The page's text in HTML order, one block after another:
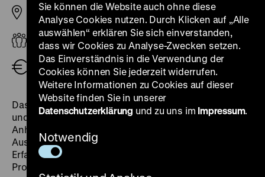
Pei-Bau
Erwachsene
Eintritt frei
Das DHM lädt ein Fachpublikum ein, über die Chancen
und Herausforderungen von Outreach nachzudenken.
Anhand von Impulsvorträgen und einem
Ausstellungsrundgang werden Strategien und
Erfahrungen aus eigenen und anderen Outreach-
Projekten im In- und Ausland diskutiert.
Sie können die Website auch ohne diese
Analyse Cookies nutzen. Durch Klicken auf „Alle
auswählen“ erklären Sie sich einverstanden,
dass wir Cookies zu Analyse-Zwecken setzen.
Das Einverständnis in die Verwendung der
Cookies können Sie jederzeit widerrufen.
Weitere Informationen zu Cookies auf dieser
Website finden Sie in unserer
Datenschutzerklärung und zu uns im Impressum.
Notwendig